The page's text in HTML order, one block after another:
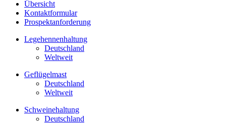
Übersicht
Kontaktformular
Prospektanforderung
Legehennenhaltung
Deutschland
Weltweit
Geflügelmast
Deutschland
Weltweit
Schweinehaltung
Deutschland